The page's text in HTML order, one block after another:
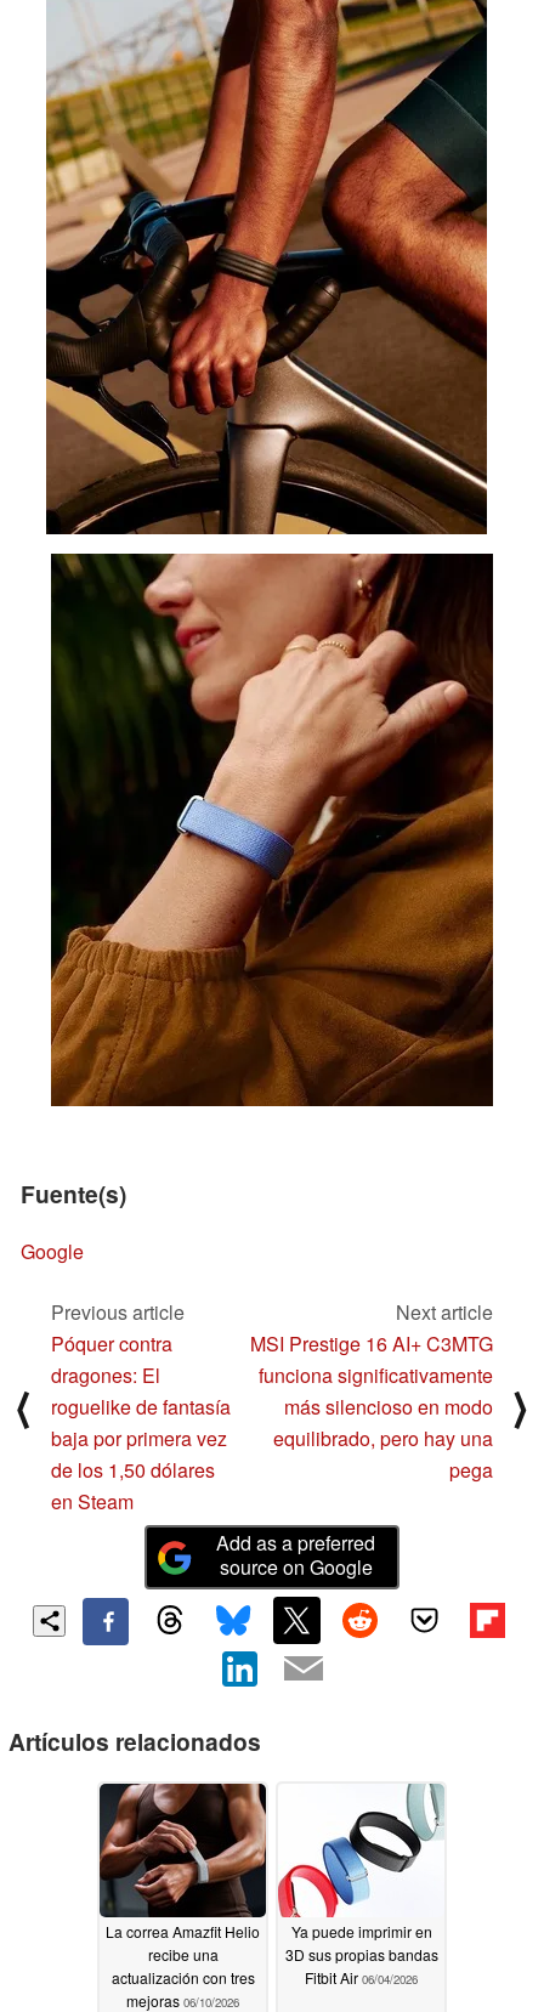
Fuente(s)
Google
⟨
Previous article
Póquer contra
dragones: El
roguelike de fantasía
baja por primera vez
de los 1,50 dólares
en Steam
Next article
MSI Prestige 16 AI+ C3MTG
funciona significativamente
más silencioso en modo
equilibrado, pero hay una
pega
⟩
Add as a preferred
source on Google
Artículos relacionados
La correa Amazfit Helio
recibe una
actualización con tres
mejoras 06/10/2026
Ya puede imprimir en
3D sus propias bandas
Fitbit Air 06/04/2026